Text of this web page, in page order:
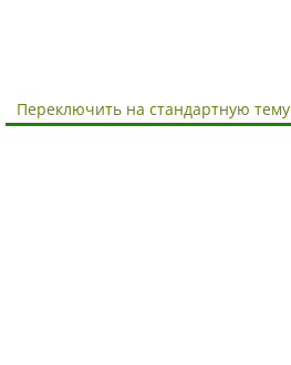
Переключить на стандартную тему